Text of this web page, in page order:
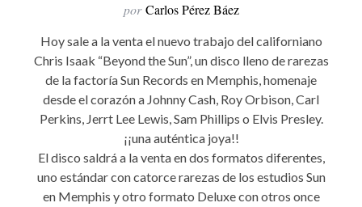
por Carlos Pérez Báez
Hoy sale a la venta el nuevo trabajo del californiano
Chris Isaak “Beyond the Sun”, un disco lleno de rarezas
de la factoría Sun Records en Memphis, homenaje
desde el corazón a Johnny Cash, Roy Orbison, Carl
Perkins, Jerrt Lee Lewis, Sam Phillips o Elvis Presley.
¡¡una auténtica joya!!
El disco saldrá a la venta en dos formatos diferentes,
uno estándar con catorce rarezas de los estudios Sun
en Memphis y otro formato Deluxe con otros once